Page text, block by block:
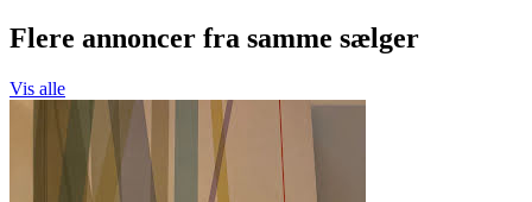
Flere annoncer fra samme sælger
Vis alle